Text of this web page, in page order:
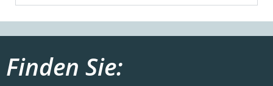
Finden Sie: